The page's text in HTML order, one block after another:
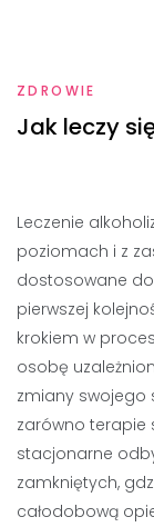
ZDROWIE
Jak leczy
Leczenie
poziomach i z
dostosowane
pierwszej
krokiem w
osobę
zmiany swojego
zarówno terapie
stacjonarne
zamkniętych,
całodobową